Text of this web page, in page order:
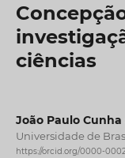
ciências
João Paulo
Universidade de
https://orcid.org/0000-